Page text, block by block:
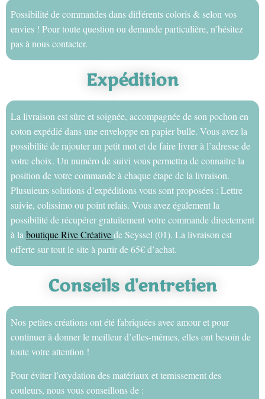
Possibilité de commandes dans différents coloris & selon vos
envies ! Pour toute question ou demande particulière, n’hésitez
pas à nous contacter.
Expédition
La livraison est sûre et soignée, accompagnée de son pochon en
coton expédié dans une enveloppe en papier bulle. Vous avez la
possibilité de rajouter un petit mot et de faire livrer à l’adresse de
votre choix. Un numéro de suivi vous permettra de connaitre la
position de votre commande à chaque étape de la livraison.
Plusuieurs solutions d’expéditions vous sont proposées : Lettre
suivie, colissimo ou point relais. Vous avez également la
possibilité de récupérer gratuitement votre commande directement
à la boutique Rive Créativede Seyssel (01). La livraison est
offerte sur tout le site à partir de 65€ d’achat.
Conseils d'entretien
Nos petites créations ont été fabriquées avec amour et pour
continuer à donner le meilleur d’elles-mêmes, elles ont besoin de
toute votre attention !
Pour éviter l’oxydation des matériaux et ternissement des
couleurs, nous vous conseillons de :